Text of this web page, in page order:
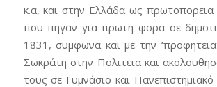
κ.α, και στην Ελλάδα ως πρωτοπορεια
που πηγαν για πρωτη φορα σε
1831, συμφωνα και με την
Σωκράτη στην Πολιτεια και
τους σε Γυμνάσιο και